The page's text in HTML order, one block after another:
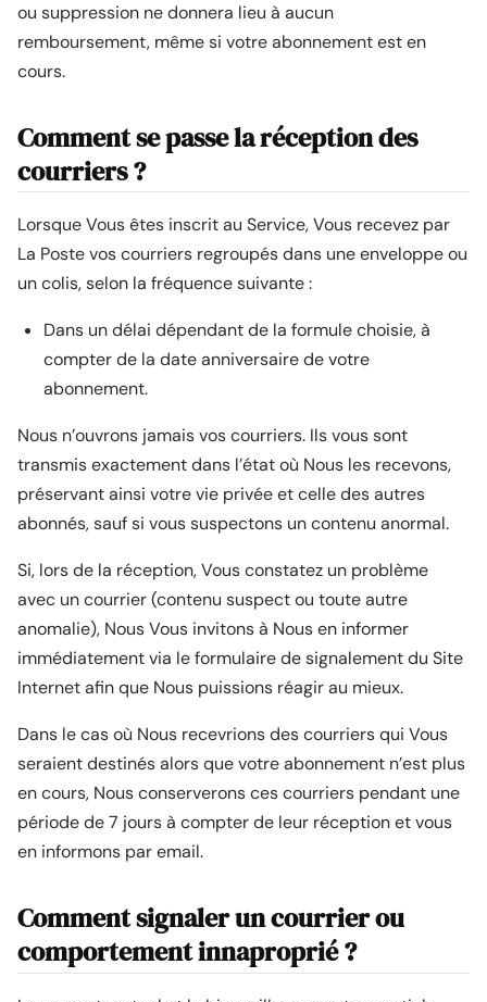
ou suppression ne donnera lieu à aucun
remboursement, même si votre abonnement est en
cours.
Comment se passe la réception des
courriers ?
Lorsque Vous êtes inscrit au Service, Vous recevez par
La Poste vos courriers regroupés dans une enveloppe ou
un colis, selon la fréquence suivante :
Dans un délai dépendant de la formule choisie, à
compter de la date anniversaire de votre
abonnement.
Nous n’ouvrons jamais vos courriers. Ils vous sont
transmis exactement dans l’état où Nous les recevons,
préservant ainsi votre vie privée et celle des autres
abonnés, sauf si vous suspectons un contenu anormal.
Si, lors de la réception, Vous constatez un problème
avec un courrier (contenu suspect ou toute autre
anomalie), Nous Vous invitons à Nous en informer
immédiatement via le formulaire de signalement du Site
Internet afin que Nous puissions réagir au mieux.
Dans le cas où Nous recevrions des courriers qui Vous
seraient destinés alors que votre abonnement n’est plus
en cours, Nous conserverons ces courriers pendant une
période de 7 jours à compter de leur réception et vous
en informons par email.
Comment signaler un courrier ou
comportement innaproprié ?